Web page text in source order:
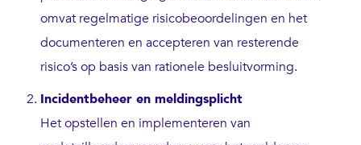
omvat regelmatige risicobeoordelingen en het
documenteren en accepteren van resterende
risico’s op basis van rationele besluitvorming.
Incidentbeheer en meldingsplicht
Het opstellen en implementeren van